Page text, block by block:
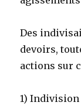
Des
devoirs,
actions sur
1)